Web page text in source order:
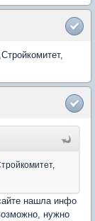
нашла инфо
нужно